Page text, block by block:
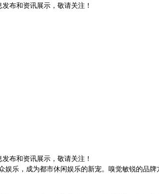
布和资讯展示，敬请关注！
布和资讯展示，敬请关注！
乐，成为都市休闲娱乐的新宠。嗅觉敏锐的品